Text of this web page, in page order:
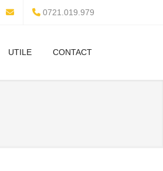
0721.019.979
UTILE CONTACT